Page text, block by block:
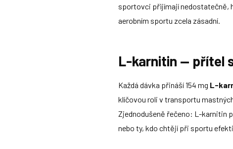
sportovci přijímají nedostatečně,
aerobním sportu zcela zásadní.
L-karnitin — přítel
Každá dávka přináší 154 mg L-
klíčovou roli v transportu
Zjednodušeně řečeno: L-karnitin
nebo ty, kdo chtějí při sportu